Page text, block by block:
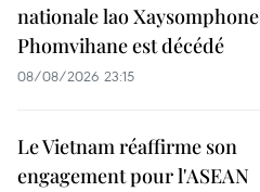
nationale lao Xaysomphone
Phomvihane est décédé
08/08/2026 23:15
Le Vietnam réaffirme son
engagement pour l'ASEAN